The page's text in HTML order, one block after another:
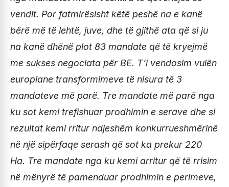
vendit. Por fatmirësisht këtë peshë na e kanë
bërë më të lehtë, juve, dhe të gjithë ata që si ju
na kanë dhënë plot 83 mandate që të kryejmë
me sukses negociata për BE. T’i vendosim vulën
europiane transformimeve të nisura të 3
mandateve më parë. Tre mandate më parë nga
ku sot kemi trefishuar prodhimin e serave dhe si
rezultat kemi rritur ndjeshëm konkurrueshmërinë
në një sipërfaqe serash që sot ka prekur 220
Ha. Tre mandate nga ku kemi arritur që të rrisim
në mënyrë të pamenduar prodhimin e perimeve,